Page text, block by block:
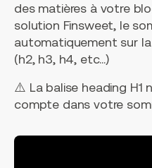
des matières à votre
solution Finsweet, le
automatiquement sur
(h2, h3, h4, etc...)
⚠️ La balise heading H1
compte dans votre